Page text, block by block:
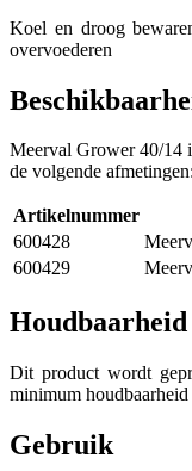
Koel en droog
overvoederen
Meerval Grower 40/14
de volgende afmetingen:
Artikelnummer
600428
600429
Houdbaarheid
Dit product wordt
minimum
Gebruik